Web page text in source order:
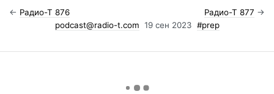
← Радио-Т 876 Радио-Т 877 →
podcast@radio-t.com 19 сен 2023 #prep